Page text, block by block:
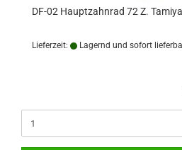
DF-02 Hauptzahnrad 72 Z.
Lieferzeit: Lagernd und sofort